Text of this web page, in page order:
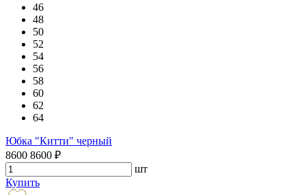
46
48
50
52
54
56
58
60
62
64
Юбка "Китти" черный
8600 8600 ₽
шт
Купить